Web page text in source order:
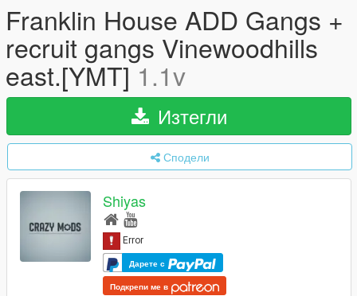
Franklin House ADD Gangs +
recruit gangs Vinewoodhills
east.[YMT]1.1v
Изтегли
Сподели
Shiyas
Дарете с
Подкрепи ме в